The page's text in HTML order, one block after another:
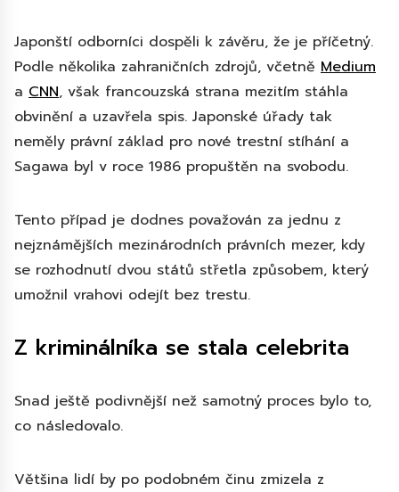
Japonští odborníci dospěli k závěru, že je příčetný.
Podle několika zahraničních zdrojů, včetně Medium
a CNN, však francouzská strana mezitím stáhla
obvinění a uzavřela spis. Japonské úřady tak
neměly právní základ pro nové trestní stíhání a
Sagawa byl v roce 1986 propuštěn na svobodu.
Tento případ je dodnes považován za jednu z
nejznámějších mezinárodních právních mezer, kdy
se rozhodnutí dvou států střetla způsobem, který
umožnil vrahovi odejít bez trestu.
Z kriminálníka se stala celebrita
Snad ještě podivnější než samotný proces bylo to,
co následovalo.
Většina lidí by po podobném činu zmizela z